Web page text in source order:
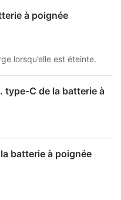
à poignée
lorsqu’elle est éteinte.
type-C de la batterie à
batterie à poignée